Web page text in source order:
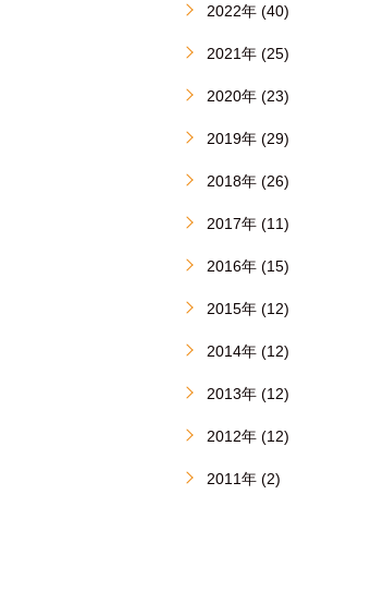
2022年 (40)
2021年 (25)
2020年 (23)
2019年 (29)
2018年 (26)
2017年 (11)
2016年 (15)
2015年 (12)
2014年 (12)
2013年 (12)
2012年 (12)
2011年 (2)